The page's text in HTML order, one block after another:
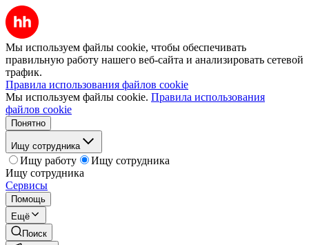
Мы используем файлы cookie, чтобы обеспечивать
правильную работу нашего веб-сайта и анализировать сетевой
трафик.
Правила использования файлов cookie
Мы используем файлы cookie. Правила использования
файлов cookie
Понятно
Ищу сотрудника
Ищу работу
Ищу сотрудника
Ищу сотрудника
Сервисы
Помощь
Ещё
Поиск